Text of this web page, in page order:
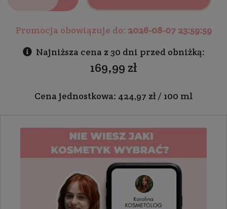
Promocja obowiązuje do: 2026-08-07 23:59:59
Najniższa cena z 30 dni przed obniżką:
169,99 zł
Cena jednostkowa: 424,97 zł / 100 ml